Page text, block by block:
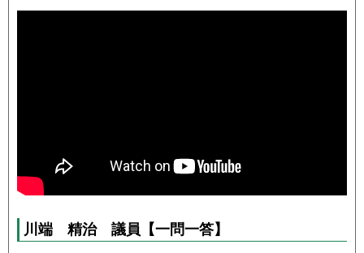
川端 精治 議員 【一問一答】